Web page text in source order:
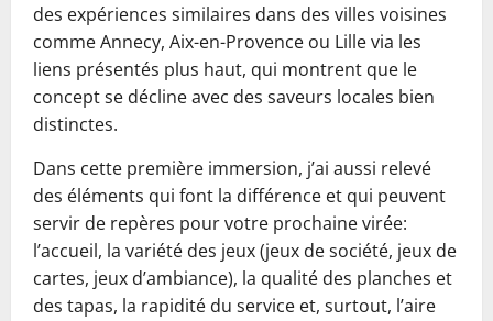
des expériences similaires dans des villes voisines
comme Annecy, Aix-en-Provence ou Lille via les
liens présentés plus haut, qui montrent que le
concept se décline avec des saveurs locales bien
distinctes.
Dans cette première immersion, j’ai aussi relevé
des éléments qui font la différence et qui peuvent
servir de repères pour votre prochaine virée:
l’accueil, la variété des jeux (jeux de société, jeux de
cartes, jeux d’ambiance), la qualité des planches et
des tapas, la rapidité du service et, surtout, l’aire